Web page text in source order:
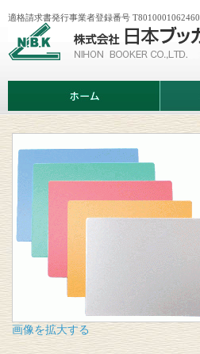
会
日
ッ
カ
適格請求書発行事業者登録番号 T8010001062460
ム
ビ
案
画像を拡大する